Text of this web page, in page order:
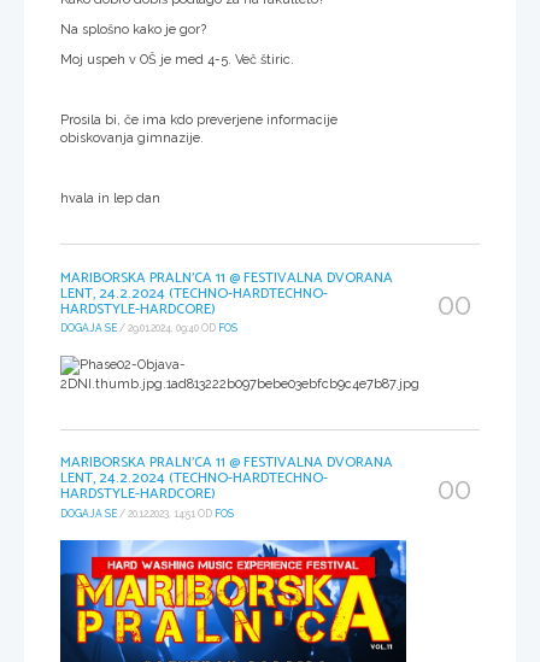
Na splošno kako je gor?
Moj uspeh v OŠ je med 4-5. Več štiric.
Prosila bi, če ima kdo preverjene informacije
obiskovanja gimnazije.
hvala in lep dan
MARIBORSKA PRALN'CA 11 @ FESTIVALNA DVORANA
LENT, 24.2.2024 (TECHNO-HARDTECHNO-
HARDSTYLE-HARDCORE)
DOGAJA SE/ 29.01.2024, 09:40 OD FOS
00
MARIBORSKA PRALN'CA 11 @ FESTIVALNA DVORANA
LENT, 24.2.2024 (TECHNO-HARDTECHNO-
HARDSTYLE-HARDCORE)
DOGAJA SE/ 20.12.2023, 14:51 OD FOS
00